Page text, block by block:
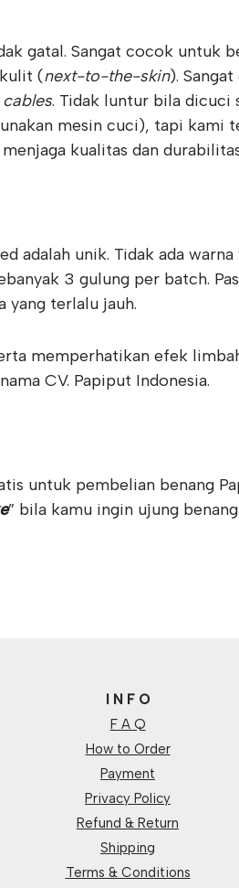
gatal. Sangat cocok untuk
(next-to-the-skin).
cables. Tidak luntur bila dicuci
mesin cuci), tapi kami
kualitas dan
adalah unik. Tidak ada
3 gulung per batch.
yang terlalu jauh.
memperhatikan efek
CV. Papiput Indonesia.
untuk pembelian benang
” bila kamu ingin ujung
I N F O
F A Q
How to Order
Payment
Privacy Policy
Refund & Return
Shipping
Terms & Conditions